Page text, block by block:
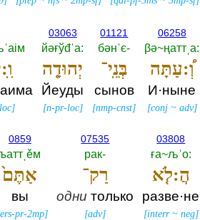
06258
βә~ңаттˌа:‎
וְ֠:עַתָּה
И·ныне
[conj~ adv]
01121
бәнˈє-‎
בְּנֵֽי־
сынов
[nmp-cnst]
03063
йәғўđˈа:‎
יְהוּדָ֤ה
Йеуды
[n-pr-loc]
]
03808
ға~љˈо:‎
הֲ:לֹ֤א
разве·не
[interr~ neg]
07535
рак-‎
רַק־
одни только
[adv]
0859
ъаттˌěм
אַתֶּם֙
вы
pr-2mp]